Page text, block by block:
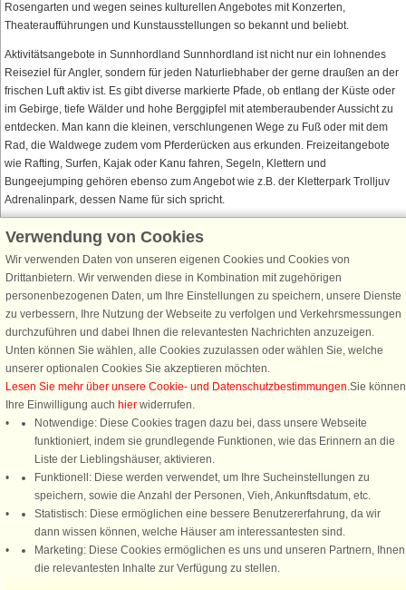
Rosengarten und wegen seines kulturellen Angebotes mit Konzerten,
Theateraufführungen und Kunstausstellungen so bekannt und beliebt.
Aktivitätsangebote in Sunnhordland Sunnhordland ist nicht nur ein lohnendes
Reiseziel für Angler, sondern für jeden Naturliebhaber der gerne draußen an der
frischen Luft aktiv ist. Es gibt diverse markierte Pfade, ob entlang der Küste oder
im Gebirge, tiefe Wälder und hohe Berggipfel mit atemberaubender Aussicht zu
entdecken. Man kann die kleinen, verschlungenen Wege zu Fuß oder mit dem
Rad, die Waldwege zudem vom Pferderücken aus erkunden. Freizeitangebote
wie Rafting, Surfen, Kajak oder Kanu fahren, Segeln, Klettern und
Bungeejumping gehören ebenso zum Angebot wie z.B. der Kletterpark Trolljuv
Adrenalinpark, dessen Name für sich spricht.
Schließen Sie sich 100.000 Ferienhaus-Fans an
Erhalten Sie einen Willkommensgutschein von 25 €für Ihren nächsten
Ferienhausurlaub - melden Sie sich einfach für den DanCenter Newsletter
an. Verpassen Sie nie wieder exklusive Angebote, Gewinnspiele und
Urlaubstipps!
Newsletter abonnieren
Folgen Sie uns:
DanCenter Kundenbewertung
Verwendung von Cookies
Wir verwenden Daten von unseren eigenen Cookies und Cookies von
Drittanbietern. Wir verwenden diese in Kombination mit zugehörigen
personenbezogenen Daten, um Ihre Einstellungen zu speichern, unsere Dienste
zu verbessern, Ihre Nutzung der Webseite zu verfolgen und Verkehrsmessungen
durchzuführen und dabei Ihnen die relevantesten Nachrichten anzuzeigen.
Unten können Sie wählen, alle Cookies zuzulassen oder wählen Sie, welche
unserer optionalen Cookies Sie akzeptieren möchten.
Lesen Sie mehr über unsere Cookie- und Datenschutzbestimmungen.Sie können
Ihre Einwilligung auch hier widerrufen.
Notwendige: Diese Cookies tragen dazu bei, dass unsere Webseite
funktioniert, indem sie grundlegende Funktionen, wie das Erinnern an die
Liste der Lieblingshäuser, aktivieren.
Funktionell: Diese werden verwendet, um Ihre Sucheinstellungen zu
speichern, sowie die Anzahl der Personen, Vieh, Ankunftsdatum, etc.
Statistisch: Diese ermöglichen eine bessere Benutzererfahrung, da wir
dann wissen können, welche Häuser am interessantesten sind.
Marketing: Diese Cookies ermöglichen es uns und unseren Partnern, Ihnen
die relevantesten Inhalte zur Verfügung zu stellen.